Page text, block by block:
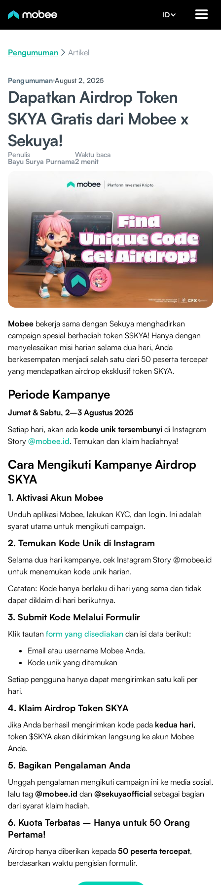
ID
Pengumuman Artikel
Pengumuman August 2, 2025
Dapatkan Airdrop Token
SKYA Gratis dari Mobee x
Sekuya!
Penulis
Bayu Surya Purnama
Waktu baca
2 menit
Mobee bekerja sama dengan Sekuya menghadirkan
campaign spesial berhadiah token $SKYA! Hanya dengan
menyelesaikan misi harian selama dua hari, Anda
berkesempatan menjadi salah satu dari 50 peserta tercepat
yang mendapatkan airdrop eksklusif token SKYA.
Periode Kampanye
Jumat & Sabtu, 2–3 Agustus 2025
Setiap hari, akan ada kode unik tersembunyi di Instagram
Story @mobee.id. Temukan dan klaim hadiahnya!
Cara Mengikuti Kampanye Airdrop
SKYA
1. Aktivasi Akun Mobee
Unduh aplikasi Mobee, lakukan KYC, dan login. Ini adalah
syarat utama untuk mengikuti campaign.
2. Temukan Kode Unik di Instagram
Selama dua hari kampanye, cek Instagram Story @mobee.id
untuk menemukan kode unik harian.
Catatan: Kode hanya berlaku di hari yang sama dan tidak
dapat diklaim di hari berikutnya.
3. Submit Kode Melalui Formulir
Klik tautan form yang disediakan dan isi data berikut:
Email atau username Mobee Anda.
Kode unik yang ditemukan
Setiap pengguna hanya dapat mengirimkan satu kali per
hari.
4. Klaim Airdrop Token SKYA
Jika Anda berhasil mengirimkan kode pada kedua hari,
token $SKYA akan dikirimkan langsung ke akun Mobee
Anda.
5. Bagikan Pengalaman Anda
Unggah pengalaman mengikuti campaign ini ke media sosial,
lalu tag @mobee.id dan @sekuyaofficial sebagai bagian
dari syarat klaim hadiah.
6. Kuota Terbatas – Hanya untuk 50 Orang
Pertama!
Airdrop hanya diberikan kepada 50 peserta tercepat,
berdasarkan waktu pengisian formulir.